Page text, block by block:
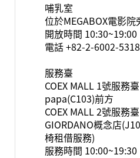
哺乳室
位於MEGABOX電影院
開放時間 10:30~19:00
電話 +82-2-6002-5318
服務臺
COEX MALL 1號服務
papa(C103)前方
COEX MALL 2號服務
GIORDANO概念店
椅租借服務)
服務時間 10:00~19:30